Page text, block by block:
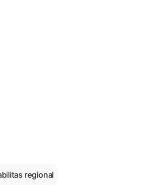
regional